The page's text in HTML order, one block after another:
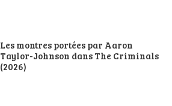
Les montres portées par Aaron
Taylor-Johnson dans The Criminals
(2026)